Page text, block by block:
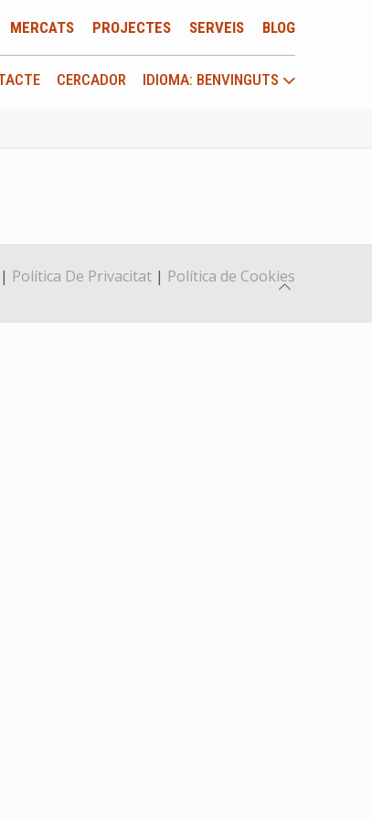
MERCATS PROJECTES SERVEIS BLOG
CERCADOR IDIOMA: BENVINGUTS
| Política De Privacitat | Política de Cookies